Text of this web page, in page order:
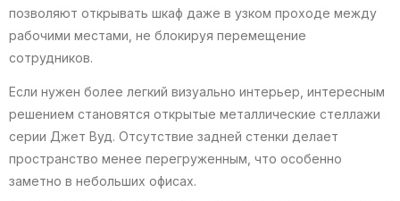
позволяют открывать шкаф даже в узком проходе между
рабочими местами, не блокируя перемещение
сотрудников.
Если нужен более легкий визуально интерьер, интересным
решением становятся открытые металлические стеллажи
серии Джет Вуд. Отсутствие задней стенки делает
пространство менее перегруженным, что особенно
заметно в небольших офисах.